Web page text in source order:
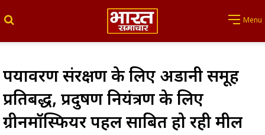
Menu
पर्यावरण संरक्षण के लिए अडानी समूह
प्रतिबद्ध, प्रदुषण नियंत्रण के लिए
ग्रीनमॉस्फियर पहल साबित हो रही मील